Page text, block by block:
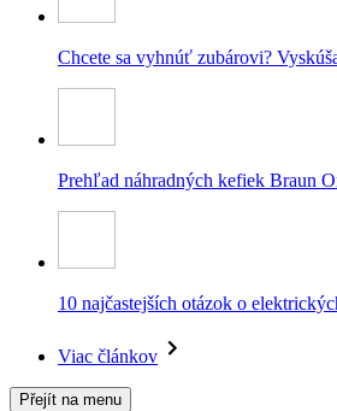
Chcete sa vyhnúť zubárovi?
Prehľad náhradných kefiek Braun
10 najčastejších otázok o
Viac článkov
Přejít na menu